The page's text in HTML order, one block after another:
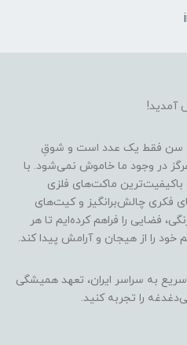
آمدید!
که سن فقط یک عدد است و شوقِ
در وجود ما خاموش نمی‌شود. با
باکیفیت‌ترین ماکت‌های فلزی
فکری چالش‌برانگیز و کیت‌های
فضایی را فراهم کرده‌ایم تا هر
را از هیجان و آرامش پیدا کند.
سریع به سراسر ایران، تعهد همیشگی
را تجربه کنید.